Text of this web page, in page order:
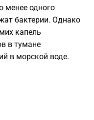
менее одного
бактерии. Однако
капель
в тумане
в морской воде.